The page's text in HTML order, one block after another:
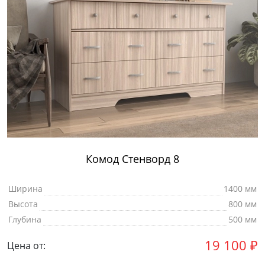
Комод Стенворд 8
Ширина
1400 мм
Высота
800 мм
Глубина
500 мм
Цена от: 19 100 ₽